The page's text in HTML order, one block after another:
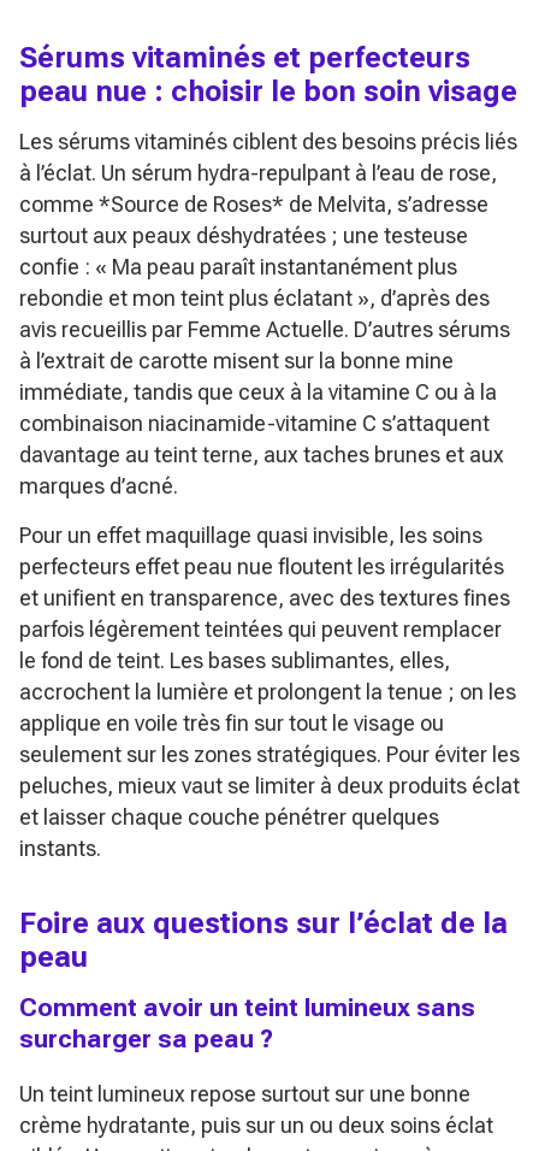
Sérums vitaminés et perfecteurs
peau nue : choisir le bon soin visage
Les sérums vitaminés ciblent des besoins précis liés
à l’éclat. Un sérum hydra-repulpant à l’eau de rose,
comme *Source de Roses* de Melvita, s’adresse
surtout aux peaux déshydratées ; une testeuse
confie : « Ma peau paraît instantanément plus
rebondie et mon teint plus éclatant », d’après des
avis recueillis par Femme Actuelle. D’autres sérums
à l’extrait de carotte misent sur la bonne mine
immédiate, tandis que ceux à la vitamine C ou à la
combinaison niacinamide-vitamine C s’attaquent
davantage au teint terne, aux taches brunes et aux
marques d’acné.
Pour un effet maquillage quasi invisible, les soins
perfecteurs effet peau nue floutent les irrégularités
et unifient en transparence, avec des textures fines
parfois légèrement teintées qui peuvent remplacer
le fond de teint. Les bases sublimantes, elles,
accrochent la lumière et prolongent la tenue ; on les
applique en voile très fin sur tout le visage ou
seulement sur les zones stratégiques. Pour éviter les
peluches, mieux vaut se limiter à deux produits éclat
et laisser chaque couche pénétrer quelques
instants.
Foire aux questions sur l’éclat de la
peau
Comment avoir un teint lumineux sans
surcharger sa peau ?
Un teint lumineux repose surtout sur une bonne
crème hydratante, puis sur un ou deux soins éclat